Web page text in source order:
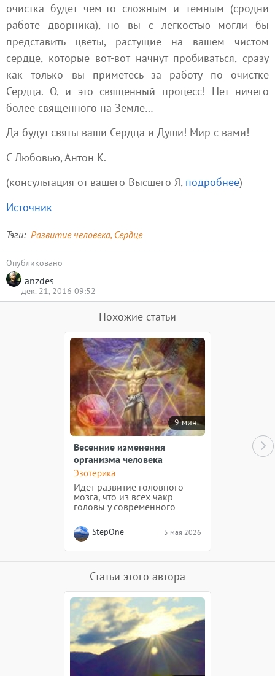
очистка будет чем-то сложным и темным (сродни
работе дворника), но вы с легкостью могли бы
представить цветы, растущие на вашем чистом
сердце, которые вот-вот начнут пробиваться, сразу
как только вы приметесь за работу по очистке
Сердца. О, и это священный процесс! Нет ничего
более священного на Земле…
Да будут святы ваши Сердца и Души! Мир с вами!
С Любовью, Антон К.
(консультация от вашего Высшего Я, подробнее)
Источник
Тэги Развитие человека Сердце
Опубликовано
anzdes
дек. 21, 2016 09:52
Похожие статьи
9 мин.
Весенние изменения
организма человека
Эзотерика
Идёт развитие головного
мозга, что из всех чакр
головы у современного
человека формируется одна
единая Алмазная чакра в
центре головы. Для работы
человеческого мозга
телом.
StepOne 5 мая 2026
Статьи этого автора